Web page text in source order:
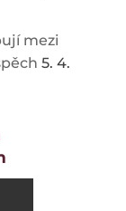
mezi
5. 4.